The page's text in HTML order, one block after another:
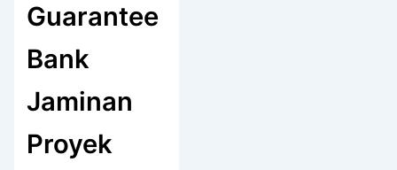
Guarantee
Bank
Jaminan
Proyek